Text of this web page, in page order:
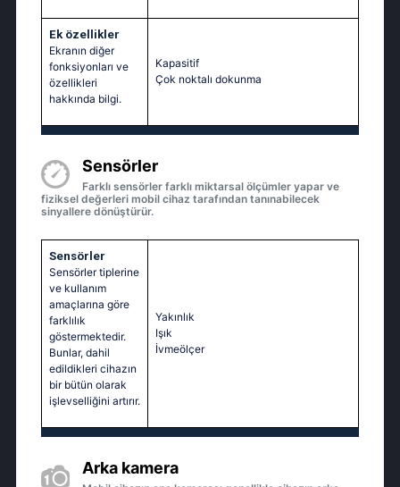
Ek özellikler
Ekranın diğer
fonksiyonları ve
özellikleri
hakkında bilgi.
Kapasitif
Çok noktalı dokunma
Sensörler
Farklı sensörler farklı miktarsal ölçümler yapar ve
fiziksel değerleri mobil cihaz tarafından tanınabilecek
sinyallere dönüştürür.
Sensörler
Sensörler tiplerine
ve kullanım
amaçlarına göre
farklılık
göstermektedir.
Bunlar, dahil
edildikleri cihazın
bir bütün olarak
işlevselliğini artırır.
Yakınlık
Işık
İvmeölçer
Arka kamera